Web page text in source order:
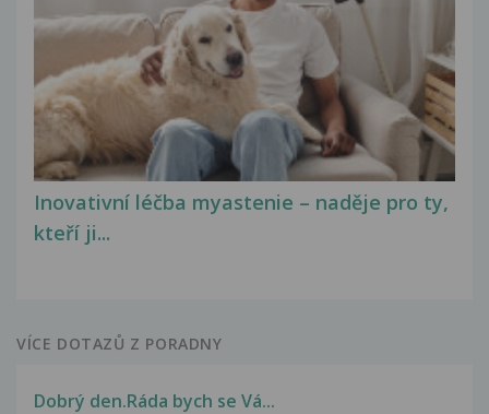
Inovativní léčba myastenie – naděje pro ty,
kteří ji...
VÍCE DOTAZŮ Z PORADNY
Dobrý den.Ráda bych se Vá...